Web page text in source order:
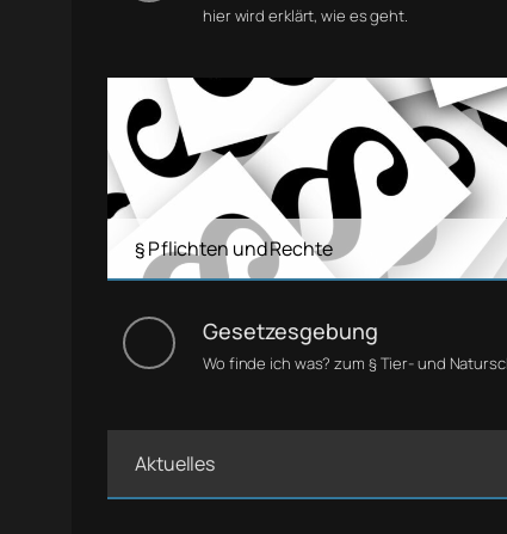
hier wird erklärt, wie es geht.
§ Pflichten und Rechte
Gesetzesgebung
Wo finde ich was? zum § Tier- und
Aktuelles